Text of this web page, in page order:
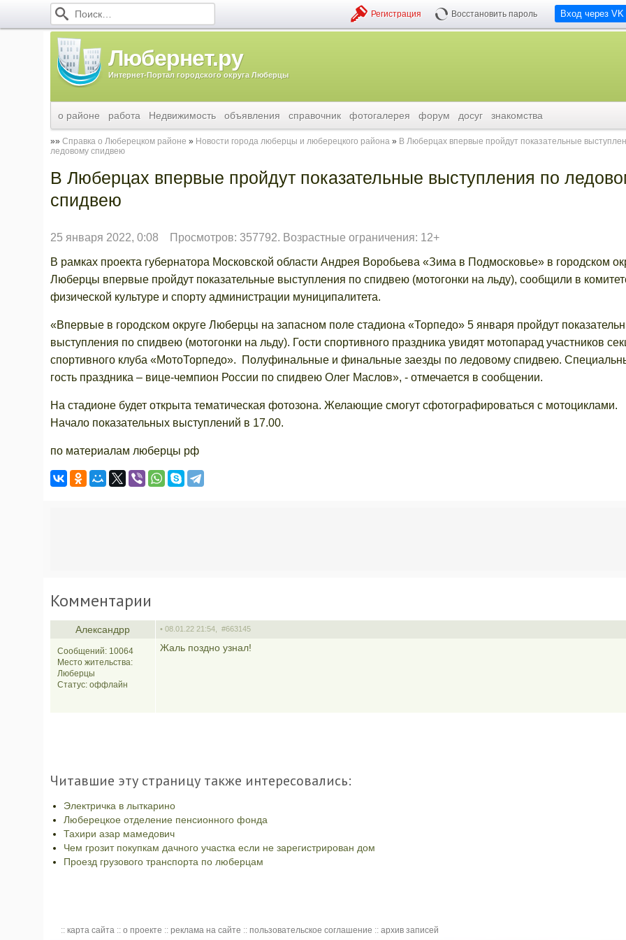
Вход через VK
Регистрация Восстановить пароль
Любернет.ру
Интернет-Портал городского округа Люберцы
о районе работа Недвижимость объявления справочник фотогалерея форум досуг знакомства
Справка о Люберецком районе Новости города люберцы и люберецкого района
В Люберцах впервые пройдут показательные
ледовому спидвею
В Люберцах впервые пройдут показательные выступления по
спидвею
25 января 2022, 0:08 Просмотров: 357792. Возрастные ограничения: 12+
В рамках проекта губернатора Московской области Андрея Воробьева «Зима в Подмосковье» в городском
Люберцы впервые пройдут показательные выступления по спидвею (мотогонки на льду), сообщили в
физической культуре и спорту администрации муниципалитета.
«Впервые в городском округе Люберцы на запасном поле стадиона «Торпедо» 5 января пройдут
выступления по спидвею (мотогонки на льду). Гости спортивного праздника увидят мотопарад участников
спортивного клуба «МотоТорпедо». Полуфинальные и финальные заезды по ледовому спидвею.
гость праздника – вице-чемпион России по спидвею Олег Маслов», - отмечается в сообщении.
На стадионе будет открыта тематическая фотозона. Желающие смогут сфотографироваться с мотоциклами.
Начало показательных выступлений в 17.00.
по материалам люберцы рф
Комментарии
Александрр • 08.01.22 21:54, #663145
Сообщений: 10064
Место жительства:
Люберцы
Статус: оффлайн
Жаль поздно узнал!
Читавшие эту страницу также интересовались:
Электричка в лыткарино
Люберецкое отделение пенсионного фонда
Тахири азар мамедович
Чем грозит покупкам дачного участка если не зарегистрирован дом
Проезд грузового транспорта по люберцам
:: карта сайта :: о проекте :: реклама на сайте :: пользовательское соглашение :: архив записей